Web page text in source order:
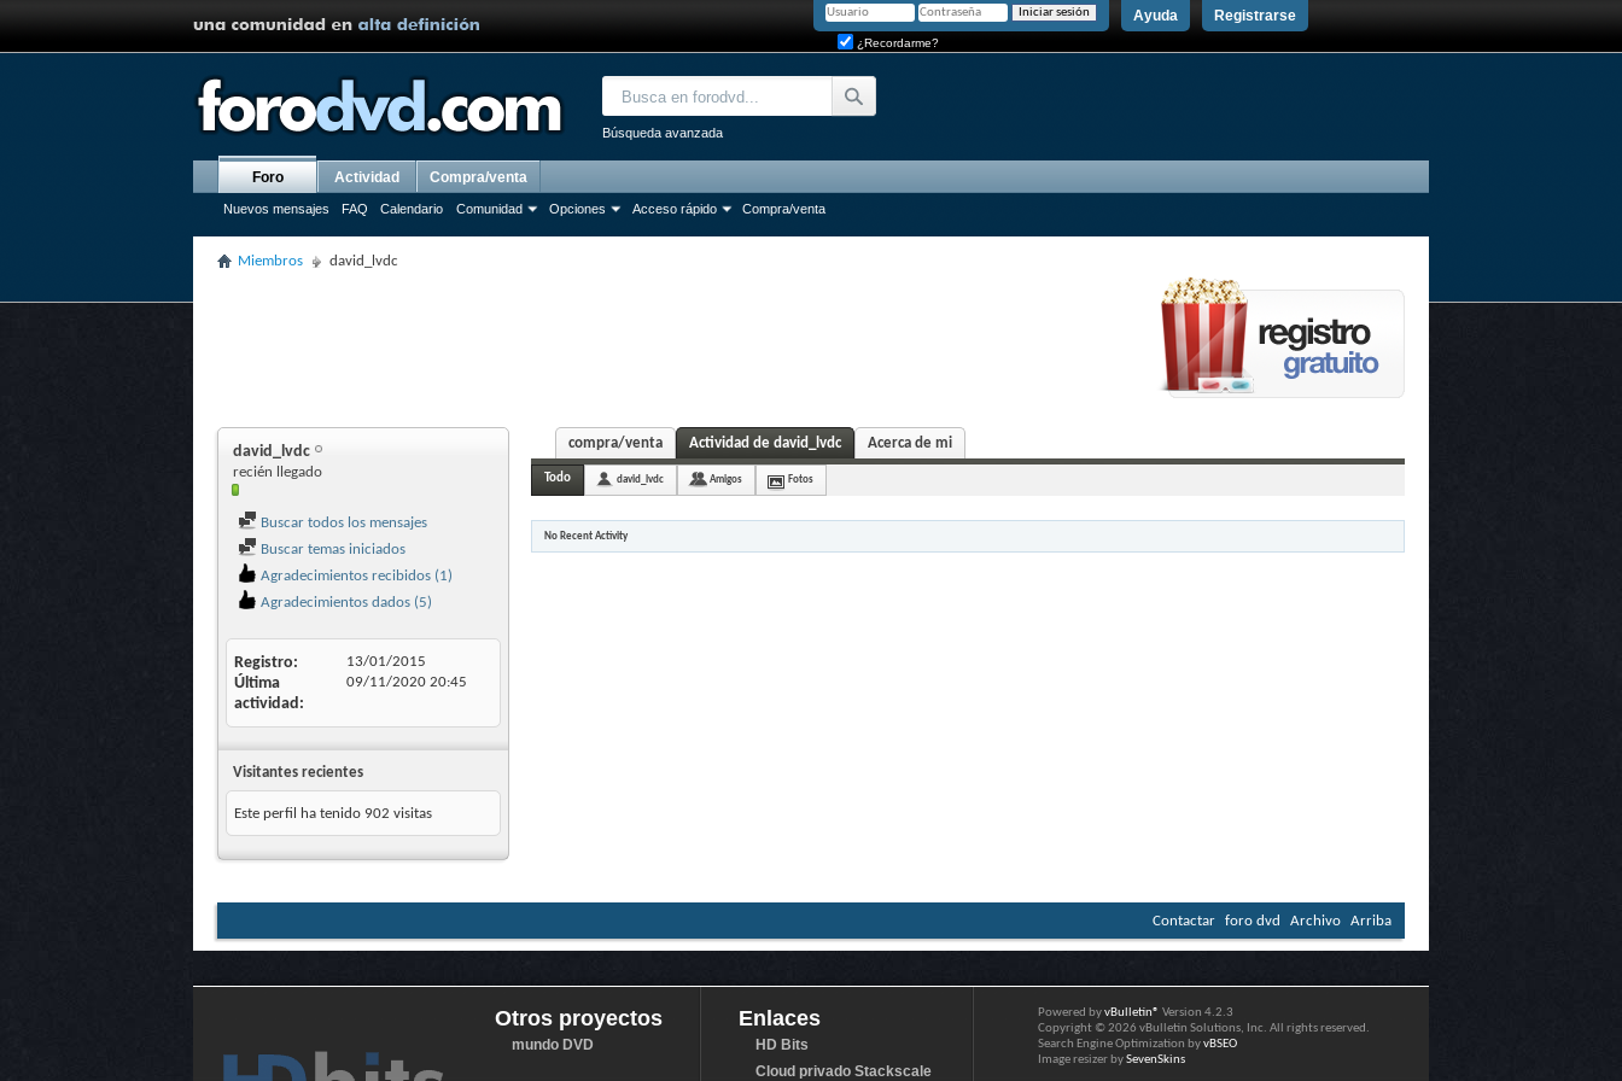
Registrarse
Ayuda
¿Recordarme?
Búsqueda avanzada
Foro
Nuevos mensajes FAQ Calendario Comunidad Opciones Acceso rápido Compra/venta
Actividad Compra/venta
Miembros david_lvdc
david_lvdc
recién llegado
Buscar todos los mensajes
Buscar temas iniciados
Agradecimientos recibidos (1)
Agradecimientos dados (5)
Registro 13/01/2015
Última
actividad
09/11/2020 20:45
Visitantes recientes
Este perfil ha tenido 902 visitas
compra/venta Actividad de david_lvdc Acerca de mi
Todo david_lvdc Amigos Fotos
No Recent Activity
Contactar foro dvd Archivo Arriba
Otros proyectos
mundo DVD
Enlaces
HD Bits
Cloud privado Stackscale
Powered byvBulletin® Version 4.2.3
Copyright © 2026 vBulletin Solutions, Inc. All rights reserved.
Search Engine Optimization byvBSEO
Image resizer bySevenSkins